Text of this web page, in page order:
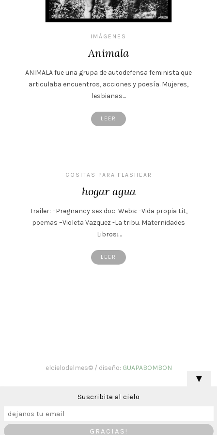
IMÁGENES
Animala
ANIMALA fue una grupa de autodefensa feminista que
articulaba encuentros, acciones y poesía. Mujeres,
lesbianas…
LEER
COSITAS PARA FLASHEAR
hogar agua
Trailer: –Pregnancy sex doc Webs: -Vida propia Lit,
poemas –Violeta Vazquez -La tribu. Maternidades
Libros:…
LEER
elcielodelmes© / diseño: GUAPABOMBON
▼
Suscribite al cielo